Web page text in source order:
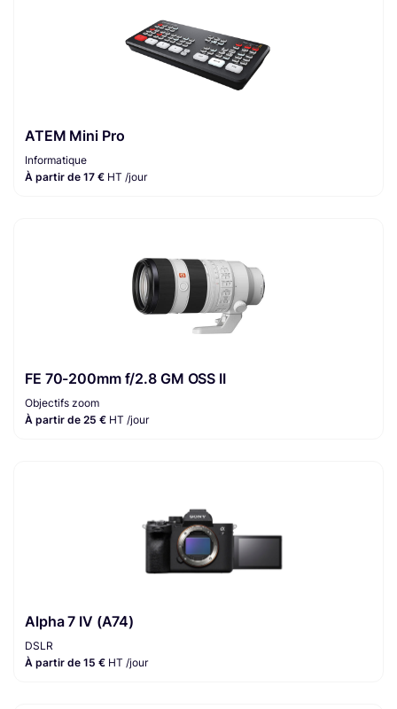
ATEM Mini Pro
Informatique
À partir de 17 € HT /jour
FE 70-200mm f/2.8 GM OSS II
Objectifs zoom
À partir de 25 € HT /jour
Alpha 7 IV (A74)
DSLR
À partir de 15 € HT /jour